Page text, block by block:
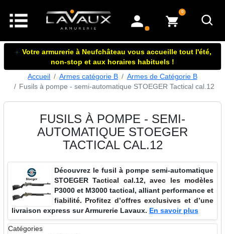
mon compte
0articles dans le panier
☀️ Votre armurerie à Neufchâteau vous accueille tout l'été,
non-stop et aux horaires habituels !
Accueil
Armes catégorie B
Armes de Catégorie B
Fusils à pompe - semi-automatique STOEGER Tactical cal.12
FUSILS À POMPE - SEMI-
AUTOMATIQUE STOEGER
TACTICAL CAL.12
Découvrez le fusil à pompe semi-automatique
STOEGER Tactical cal.12, avec les modèles
P3000 et M3000 tactical, alliant performance et
fiabilité. Profitez d’offres exclusives et d’une
livraison express sur Armurerie Lavaux. En savoir plus
Catégories